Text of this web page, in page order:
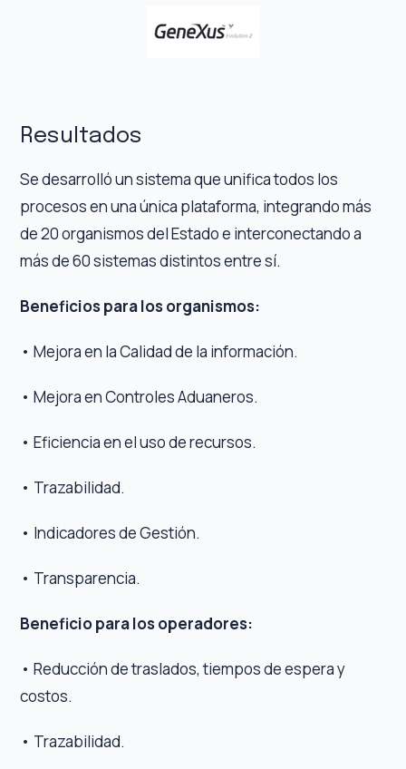
Resultados
Se desarrolló un sistema que unifica todos los
procesos en una única plataforma, integrando más
de 20 organismos del Estado e interconectando a
más de 60 sistemas distintos entre sí.
Beneficios para los organismos:
• Mejora en la Calidad de la información.
• Mejora en Controles Aduaneros.
• Eficiencia en el uso de recursos.
• Trazabilidad.
• Indicadores de Gestión.
• Transparencia.
Beneficio para los operadores:
• Reducción de traslados, tiempos de espera y
costos.
• Trazabilidad.